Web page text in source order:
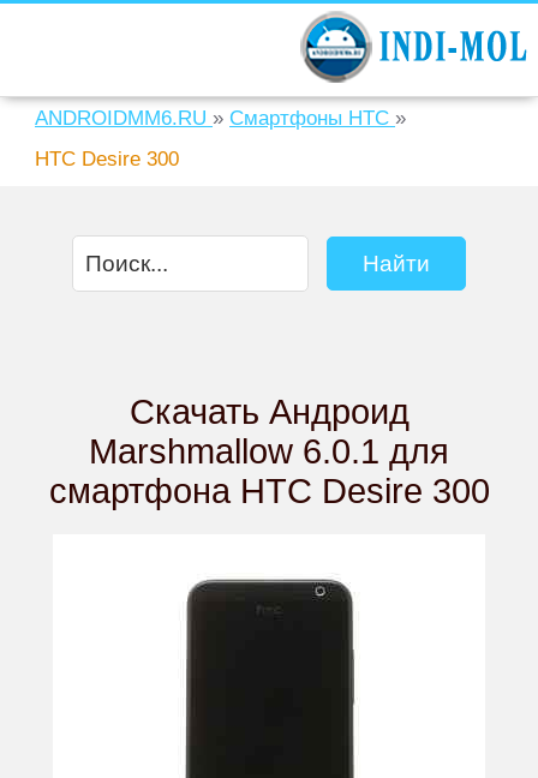
ANDROIDMM6.RU » Смартфоны HTC »
HTC Desire 300
Скачать Андроид
Marshmallow 6.0.1 для
смартфона HTC Desire 300